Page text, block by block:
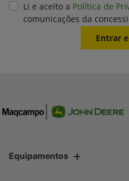
Li e aceito a Política de
comunicações da
Entrar
Equipamentos